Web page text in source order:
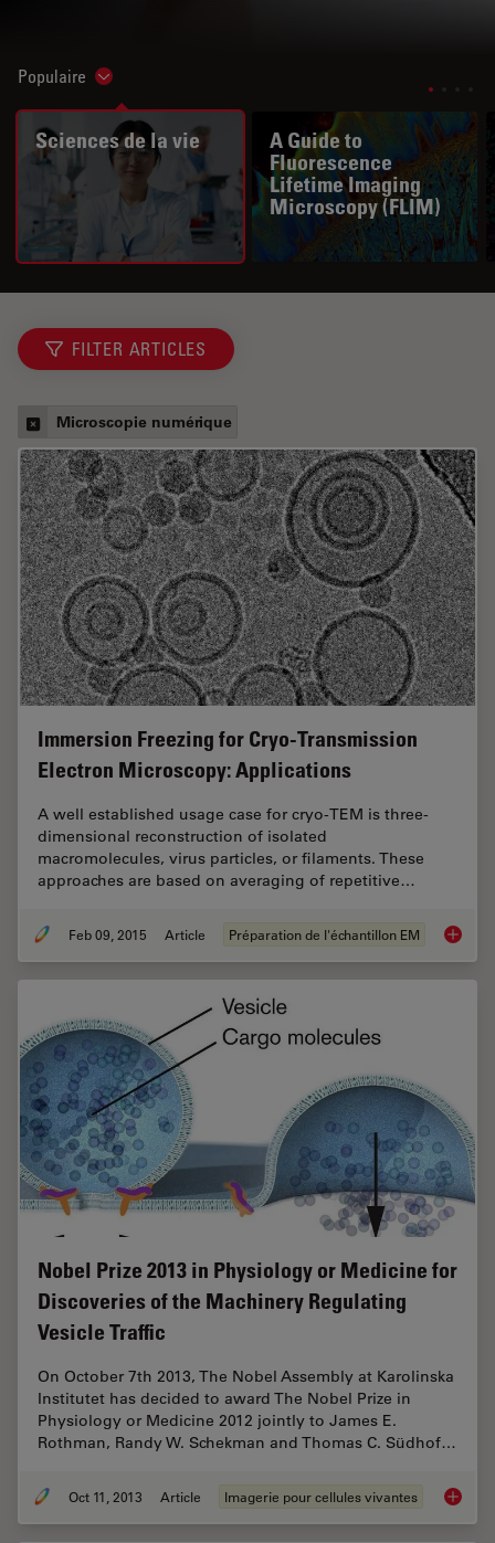
Populaire Show subnavigation
Sciences de la vie
A Guide to
Fluorescence
Lifetime Imaging
Microscopy (FLIM)
FILTER ARTICLES
Microscopie numérique
Immersion Freezing for Cryo-Transmission
Electron Microscopy: Applications
A well established usage case for cryo-TEM is three-
dimensional reconstruction of isolated
macromolecules, virus particles, or filaments. These
approaches are based on averaging of repetitive…
Feb 09, 2015 Article Préparation de l'échantillon EM
Nobel Prize 2013 in Physiology or Medicine for
Discoveries of the Machinery Regulating
Vesicle Traffic
On October 7th 2013, The Nobel Assembly at Karolinska
Institutet has decided to award The Nobel Prize in
Physiology or Medicine 2012 jointly to James E.
Rothman, Randy W. Schekman and Thomas C. Südhof…
Oct 11, 2013 Article Imagerie pour cellules vivantes Nobel